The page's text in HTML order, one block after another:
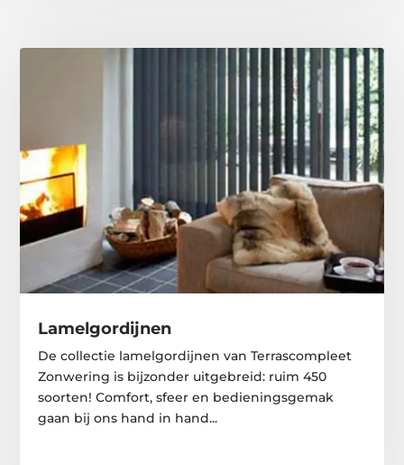
Lamelgordijnen
De collectie lamelgordijnen van Terrascompleet
Zonwering is bijzonder uitgebreid: ruim 450
soorten! Comfort, sfeer en bedieningsgemak
gaan bij ons hand in hand...